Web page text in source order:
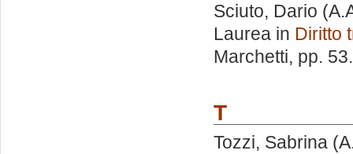
Sciuto, Dario
Laurea in Diritto
Marchetti, pp.
T
Tozzi, Sabrina